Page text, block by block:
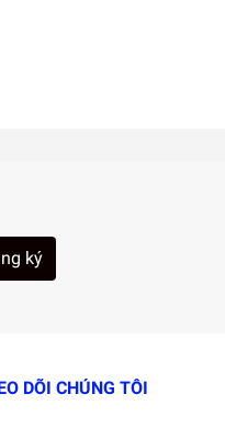
ký
DÕI CHÚNG TÔI